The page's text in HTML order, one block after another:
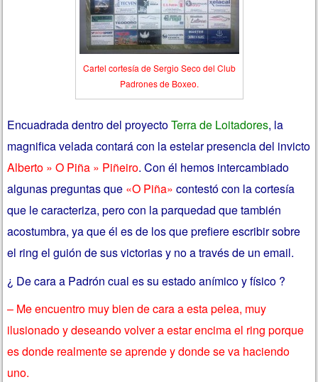
Cartel cortesía de Sergio Seco del Club
Padrones de Boxeo.
Encuadrada dentro del proyectoTerra de Loitadores, la
magnifica velada contará con la estelar presencia del invicto
Alberto » O Piña » Piñeiro. Con él hemos intercambiado
algunas preguntas que «O Piña» contestó con la cortesía
que le caracteriza, pero con la parquedad que también
acostumbra, ya que él es de los que prefiere escribir sobre
el ring el guión de sus victorias y no a través de un email.
¿ De cara a Padrón cual es su estado anímico y físico ?
– Me encuentro muy bien de cara a esta pelea, muy
ilusionado y deseando volver a estar encima el ring porque
es donde realmente se aprende y donde se va haciendo
uno.